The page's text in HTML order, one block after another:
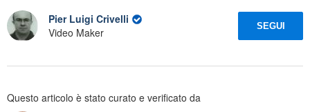
Pier Luigi Crivelli
Video Maker
SEGUI
Questo articolo è stato curato e verificato da